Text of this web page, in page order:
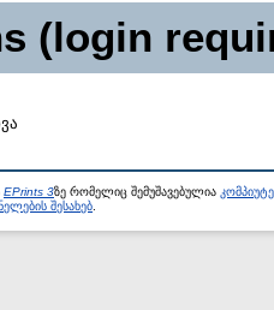
(login
EPrints 3ზე რომელიც შემუშავებულია
შესახებ